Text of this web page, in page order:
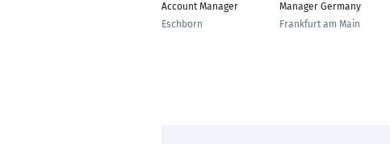
Account Manager
Eschborn
Manager Germany
Frankfurt am Main